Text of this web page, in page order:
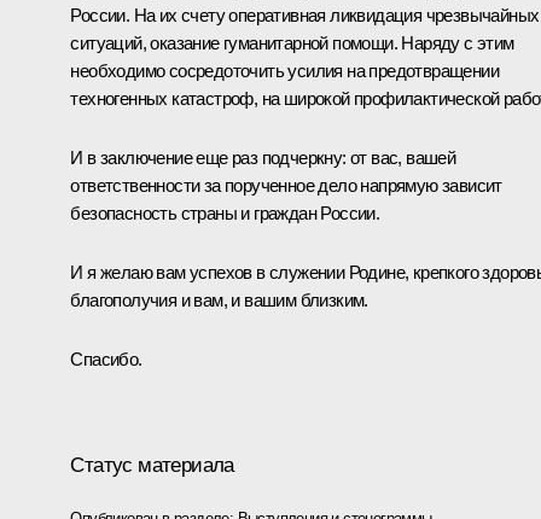
России. На их счету оперативная ликвидация чрезвычайных
ситуаций, оказание гуманитарной помощи. Наряду с этим
необходимо сосредоточить усилия на предотвращении
техногенных катастроф, на широкой профилактической
И в заключение еще раз подчеркну: от вас, вашей
ответственности за порученное дело напрямую зависит
безопасность страны и граждан России.
И я желаю вам успехов в служении Родине, крепкого
благополучия и вам, и вашим близким.
Спасибо.
Статус материала